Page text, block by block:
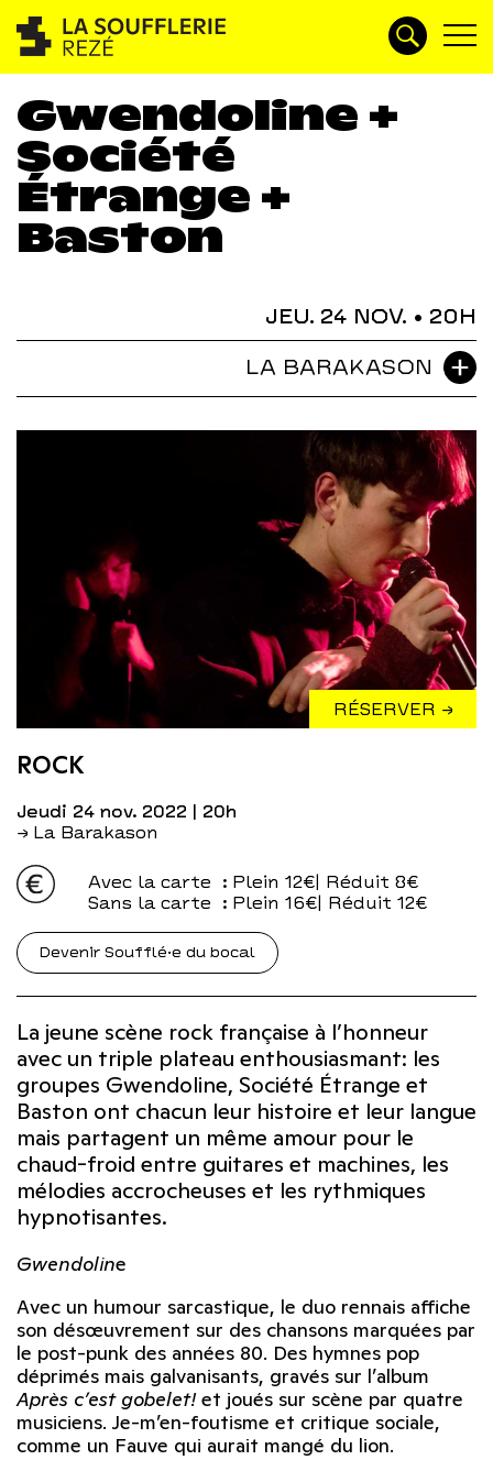
Gwendoline +
Société
Étrange +
Baston
JEU. 24 NOV. • 20H
LA BARAKASON
RÉSERVER →
ROCK
jeudi 24 nov. 2022 | 20h
→ La Barakason
Avec la carte
: Plein 12€| Réduit 8€
Sans la carte
: Plein 16€| Réduit 12€
Devenir Soufflé·e du bocal
La jeune scène rock française à l’honneur
avec un triple plateau enthousiasmant: les
groupes Gwendoline, Société Étrange et
Baston ont chacun leur histoire et leur langue
mais partagent un même amour pour le
chaud-froid entre guitares et machines, les
mélodies accrocheuses et les rythmiques
hypnotisantes.
Gwendoline
Avec un humour sarcastique, le duo rennais affiche
son désœuvrement sur des chansons marquées par
le post-punk des années 80. Des hymnes pop
déprimés mais galvanisants, gravés sur l’album
Après c’est gobelet!et joués sur scène par quatre
musiciens. Je-m’en-foutisme et critique sociale,
comme un Fauve qui aurait mangé du lion.